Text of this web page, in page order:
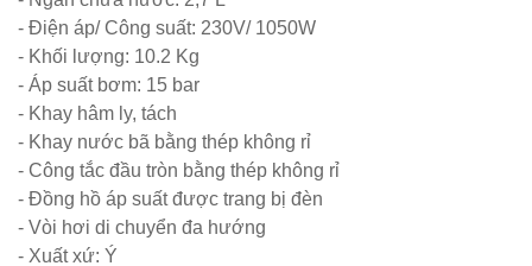
Bộ bàn ghế
sofa gỗ nhà
hàng cafe
252
Bộ bàn ghế
cafe gỗ cao
su chân sắt
- Điện áp/ Công suất: 230V/ 1050W
- Khối lượng: 10.2 Kg
- Áp suất bơm: 15 bar
- Khay hâm ly, tách
- Khay nước bã bằng thép không rỉ
- Công tắc đầu tròn bằng thép không rỉ
- Đồng hồ áp suất được trang bị đèn
- Vòi hơi di chuyển đa hướng
- Xuất xứ: Ý